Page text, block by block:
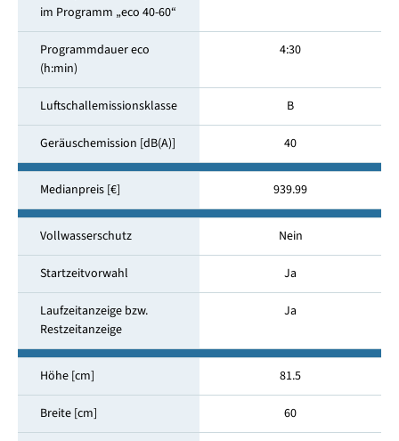
im Programm „eco 40-60“
Programmdauer eco
(h:min)
4:30
Luftschallemissionsklasse B
Geräuschemission [dB(A)] 40
Medianpreis [€] 939.99
Vollwasserschutz Nein
Startzeitvorwahl Ja
Laufzeitanzeige bzw.
Restzeitanzeige
Ja
Höhe [cm] 81.5
Breite [cm] 60